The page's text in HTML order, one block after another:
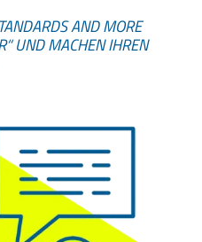
AND MORE
UND MACHEN IHREN